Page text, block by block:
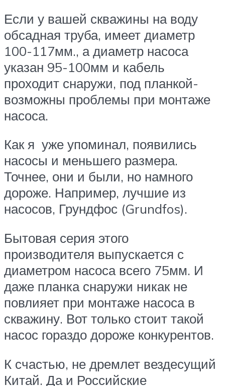
Если у вашей скважины на воду
обсадная труба, имеет диаметр
100-117мм., а диаметр насоса
указан 95-100мм и кабель
проходит снаружи, под планкой-
возможны проблемы при монтаже
насоса.
Как я уже упоминал, появились
насосы и меньшего размера.
Точнее, они и были, но намного
дороже. Например, лучшие из
насосов, Грундфос (Grundfos).
Бытовая серия этого
производителя выпускается с
диаметром насоса всего 75мм. И
даже планка снаружи никак не
повлияет при монтаже насоса в
скважину. Вот только стоит такой
насос гораздо дороже конкурентов.
К счастью, не дремлет вездесущий
Китай. Да и Российские